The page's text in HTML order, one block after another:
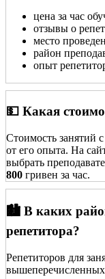
цена за час
отзывы о
место
район
опыт
💵 Какая
Стоимость занятий
от его опыта. На
выбрать
800 гривен за час.
🏙️ В каких
репетитора?
Репетиторов для
вышеперечисленных